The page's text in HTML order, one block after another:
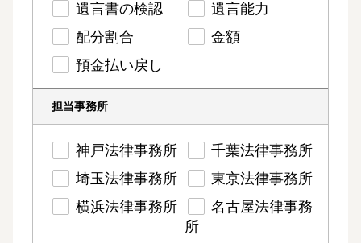
遺言書の検認
遺言能力
配分割合
金額
預金払い戻し
担当事務所
神戸法律事務所
千葉法律事務所
埼玉法律事務所
東京法律事務所
横浜法律事務所
名古屋法律事務
所